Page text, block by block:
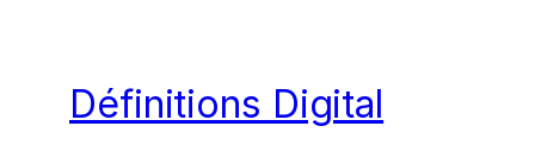
Définitions Digital